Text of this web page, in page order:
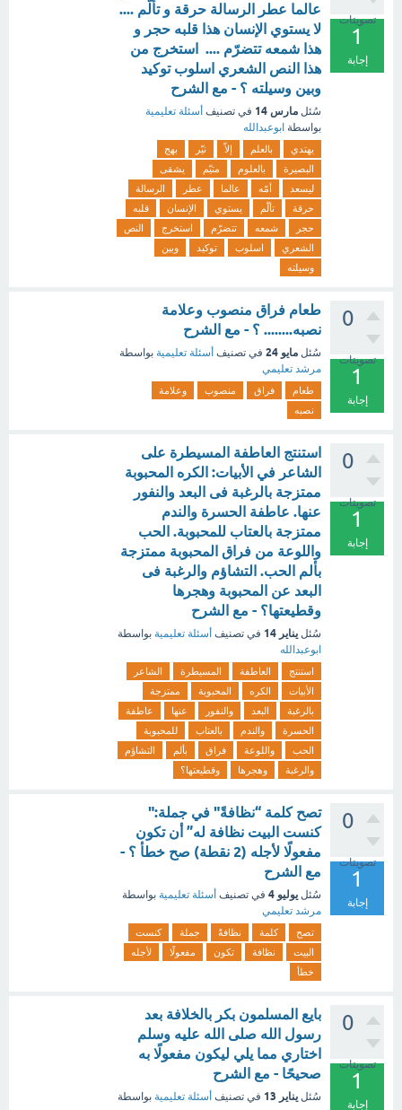
تصويتات
1
إجابة
عالما عطر الرسالة حرقة و تألّم ....
لا يستوي الإنسان هذا قلبه حجر و
هذا شمعه تتضرّم .... استخرج من
هذا النص الشعري اسلوب توكيد
وبين وسيلته ؟ - مع الشرح
سُئل مارس 14 في تصنيف أسئلة تعليمية
بواسطة ابوعبدالله
يهتدي بالعلم إلاّ نيّر
بهج
البصيرة
بالعلوم متيّم
يشقى
ليسعد
أمّه عالما عطر
الرسالة
حرقة
تألّم يستوي الإنسان
قلبه
حجر
شمعه تتضرّم استخرج
النص
الشعري
اسلوب توكيد
وبين
وسيلته
0
تصويتات
1
إجابة
‏طعام فراق منصوب وعلامة
نصبه........ ؟ - مع الشرح
سُئل مايو 24 في تصنيف أسئلة تعليمية بواسطة
مرشد تعليمي
طعام فراق منصوب
وعلامة
نصبه
0
تصويتات
1
إجابة
استنتج العاطفة المسيطرة على
الشاعر في الأبيات: الكره المحبوبة
ممتزجة بالرغبة فى البعد والنفور
عنها. عاطفة الحسرة والندم
ممتزجة بالعتاب للمحبوبة. الحب
واللوعة من فراق المحبوبة ممتزجة
بألم الحب. التشاؤم والرغبة فى
البعد عن المحبوبة وهجرها
وقطيعتها؟ - مع الشرح
سُئل يناير 14 في تصنيف أسئلة تعليمية بواسطة
ابوعبدالله
استنتج العاطفة المسيطرة
الشاعر
الأبيات
الكره المحبوبة
ممتزجة
بالرغبة
البعد والنفور عنها
عاطفة
الحسرة
والندم بالعتاب
للمحبوبة
الحب
واللوعة فراق بألم
التشاؤم
والرغبة
وهجرها وقطيعتها؟
0
تصويتات
1
إجابة
تصح كلمة “نظافةً" في جملة:"
كنست البيت نظافة له” أن تكون
مفعولًا لأجله (2 نقطة) صح خطأ ؟ -
مع الشرح
سُئل يوليو 4 في تصنيف أسئلة تعليمية بواسطة
مرشد تعليمي
تصح كلمة نظافةً جملة
كنست
البيت
نظافة تكون مفعولًا
لأجله
خطأ
0
تصويتات
1
إجابة
بايع المسلمون بكر بالخلافة بعد
رسول الله صلى الله عليه وسلم
اختاري مما يلي ليكون مفعولًا به
صحيحًا - مع الشرح
سُئل يناير 13 في تصنيف أسئلة تعليمية بواسطة